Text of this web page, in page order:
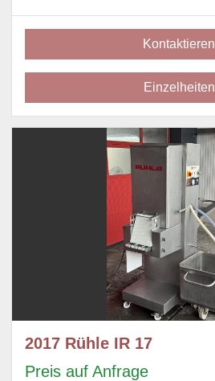
Kontaktieren
Einzelheiten
2017 Rühle IR 17
Preis auf Anfrage